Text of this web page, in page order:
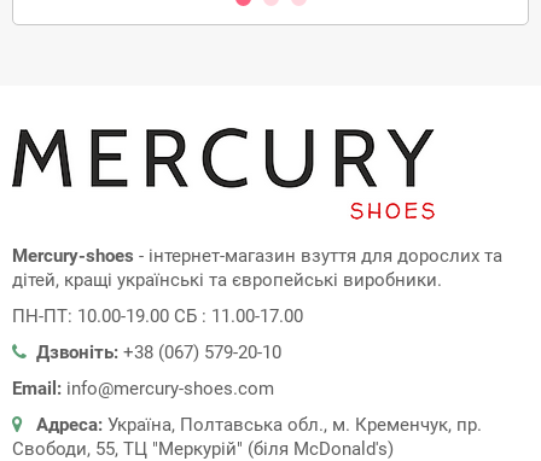
Mercury-shoes - інтернет-магазин взуття для дорослих та
дітей, кращі українські та європейські виробники.
ПН-ПТ: 10.00-19.00 СБ : 11.00-17.00
Дзвоніть: +38 (067) 579-20-10
Email: info@mercury-shoes.com
Адреса: Україна, Полтавська обл., м. Кременчук, пр.
Свободи, 55, ТЦ "Меркурій" (біля McDonald's)